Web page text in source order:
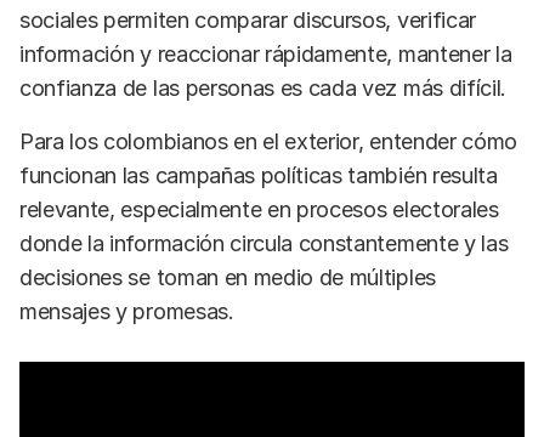
sociales permiten comparar discursos, verificar
información y reaccionar rápidamente, mantener la
confianza de las personas es cada vez más difícil.
Para los colombianos en el exterior, entender cómo
funcionan las campañas políticas también resulta
relevante, especialmente en procesos electorales
donde la información circula constantemente y las
decisiones se toman en medio de múltiples
mensajes y promesas.